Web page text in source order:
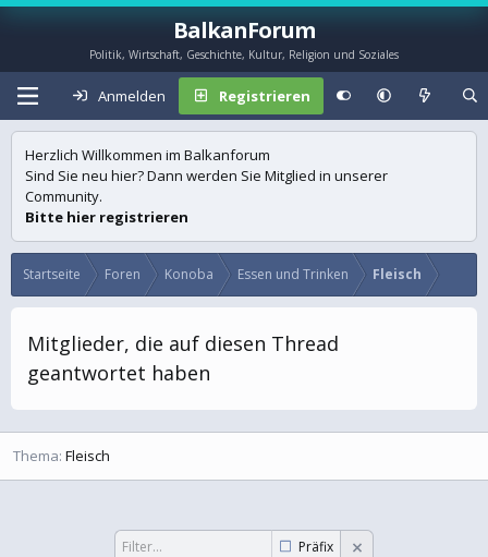
BalkanForum
Politik, Wirtschaft, Geschichte, Kultur, Religion und Soziales
Anmelden Registrieren
Herzlich Willkommen im Balkanforum
Sind Sie neu hier? Dann werden Sie Mitglied in unserer
Community.
Bitte hier registrieren
Startseite Foren Konoba Essen und Trinken Fleisch
Mitglieder, die auf diesen Thread
geantwortet haben
Thema Fleisch
Präfix